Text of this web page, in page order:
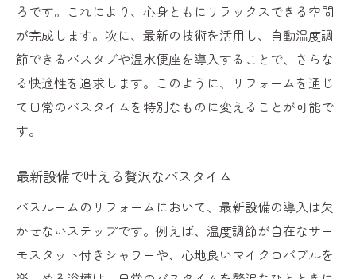
ろです。これにより、心身ともにリラックスできる空間
が完成します。次に、最新の技術を活用し、自動温度調
節できるバスタブや温水便座を導入することで、さらな
る快適性を追求します。このように、リフォームを通じ
て日常のバスタイムを特別なものに変えることが可能で
す。
最新設備で叶える贅沢なバスタイム
バスルームのリフォームにおいて、最新設備の導入は欠
かせないステップです。例えば、温度調節が自在なサー
モスタット付きシャワーや、心地良いマイクロバブルを